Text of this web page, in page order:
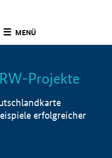
MENÜ
Info
Projekte
erfolgreicher